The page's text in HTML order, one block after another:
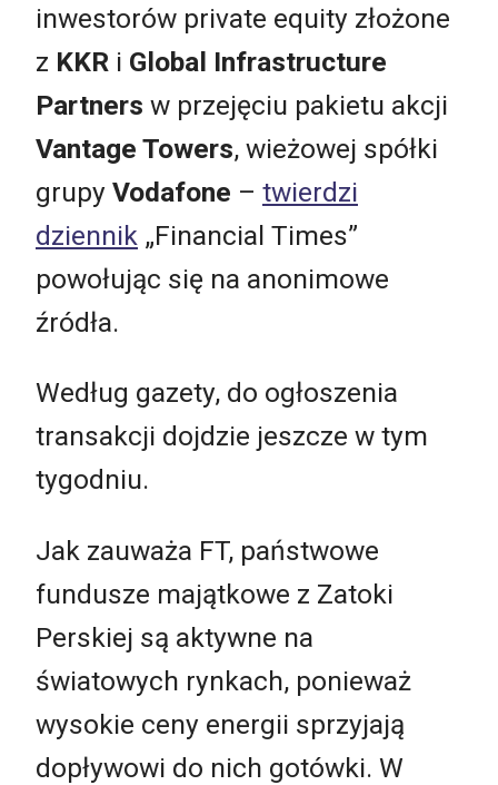
inwestorów private equity złożone
z KKR i Global Infrastructure
Partners w przejęciu pakietu akcji
Vantage Towers, wieżowej spółki
grupy Vodafone – twierdzi
dziennik „Financial Times”
powołując się na anonimowe
źródła.
Według gazety, do ogłoszenia
transakcji dojdzie jeszcze w tym
tygodniu.
Jak zauważa FT, państwowe
fundusze majątkowe z Zatoki
Perskiej są aktywne na
światowych rynkach, ponieważ
wysokie ceny energii sprzyjają
dopływowi do nich gotówki. W